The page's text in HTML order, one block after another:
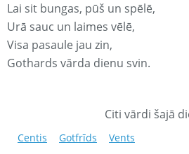
Lai sit bungas, pūš un spēlē,
Urā sauc un laimes vēlē,
Visa pasaule jau zin,
Gothards vārda dienu svin.
Citi vārdi šajā
Centis Gotfrīds Vents